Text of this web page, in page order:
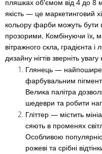
пляшках об'ємом від 4 до 8
якість — це маркетинговий
кольору фарби можуть бути
прозорими. Комбінуючи їх,
вітражного скла, градієнта і
дизайну нігтів зверніть увагу
Глянець —
фарбувальним
Велика палітра
шедеври та робити
Гліттер — містить
сяють в променях
Особливою
рожеві та срібні